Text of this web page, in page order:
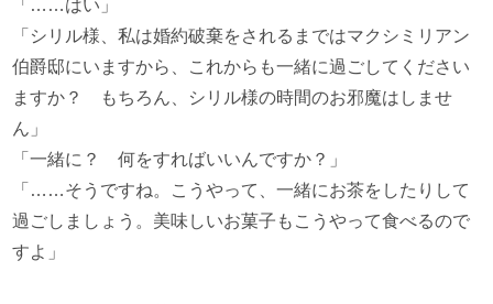
「……はい」
「シリル様、私は婚約破棄をされるまではマクシミリアン
伯爵邸にいますから、これからも一緒に過ごしてください
ますか？ もちろん、シリル様の時間のお邪魔はしませ
ん」
「一緒に？ 何をすればいいんですか？」
「……そうですね。こうやって、一緒にお茶をしたりして
過ごしましょう。美味しいお菓子もこうやって食べるので
すよ」